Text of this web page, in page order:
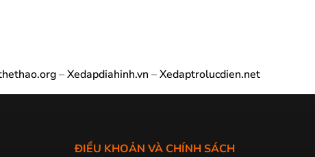
–Xedapdiahinh.vn –Xedaptrolucdien.net
ĐIỀU KHOẢN VÀ CHÍNH SÁCH